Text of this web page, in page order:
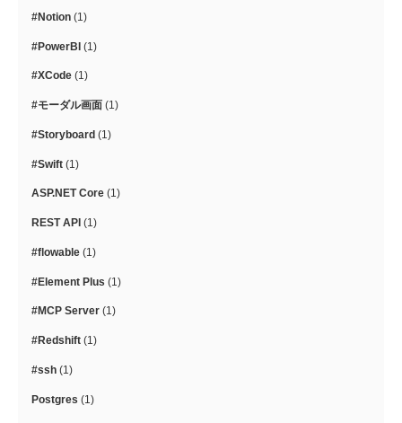
#Notion (1)
#PowerBI (1)
#XCode (1)
#モーダル画面 (1)
#Storyboard (1)
#Swift (1)
ASP.NET Core (1)
REST API (1)
#flowable (1)
#Element Plus (1)
#MCP Server (1)
#Redshift (1)
#ssh (1)
Postgres (1)